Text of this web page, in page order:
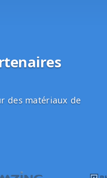
des matériaux de